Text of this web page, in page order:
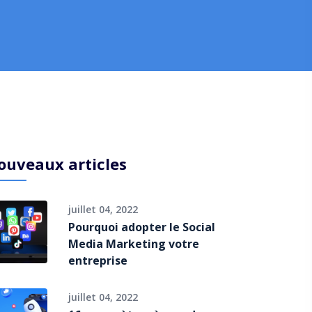
articles
juillet 04, 2022
Pourquoi adopter le Social
Media Marketing votre
entreprise
juillet 04, 2022